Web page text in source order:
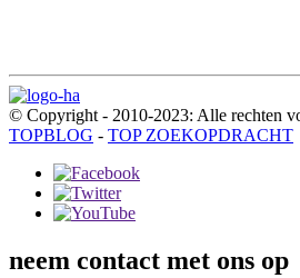
© Copyright - 2010-2023: Alle rechten
TOPBLOG - TOP ZOEKOPDRACHT
neem contact met ons op